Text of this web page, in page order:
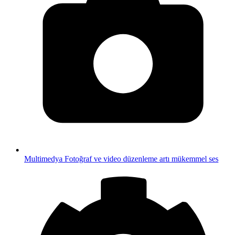
Multimedya Fotoğraf ve video düzenleme artı mükemmel ses